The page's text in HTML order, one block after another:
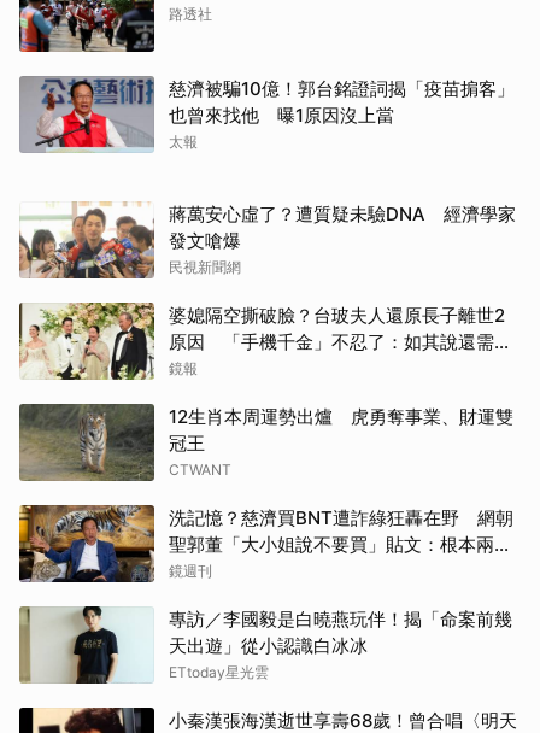
路透社
慈濟被騙10億！郭台銘證詞揭「疫苗掮客」
也曾來找他 曝1原因沒上當
太報
蔣萬安心虛了？遭質疑未驗DNA 經濟學家
發文嗆爆
民視新聞網
婆媳隔空撕破臉？台玻夫人還原長子離世2
原因 「手機千金」不忍了：如其說還需要
離開嗎？
鏡報
12生肖本周運勢出爐 虎勇奪事業、財運雙
冠王
CTWANT
洗記憶？慈濟買BNT遭詐綠狂轟在野 網朝
聖郭董「大小姐說不要買」貼文：根本兩碼
事
鏡週刊
專訪／李國毅是白曉燕玩伴！揭「命案前幾
天出遊」從小認識白冰冰
ETtoday星光雲
小秦漢張海漢逝世享壽68歲！曾合唱〈明天